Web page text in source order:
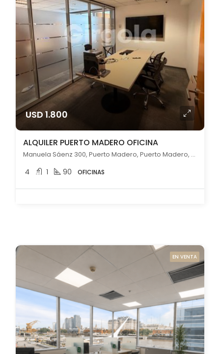
USD 1.800
ALQUILER PUERTO MADERO OFICINA
Manuela Sáenz 300, Puerto Madero, Puerto Madero, Capital Federal
4 1 90 OFICINAS
EN VENTA